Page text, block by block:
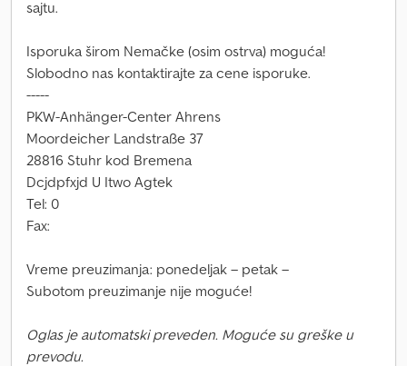
sajtu.
Isporuka širom Nemačke (osim ostrva) moguća!
Slobodno nas kontaktirajte za cene isporuke.
-----
PKW-Anhänger-Center Ahrens
Moordeicher Landstraße 37
28816 Stuhr kod Bremena
Dcjdpfxjd U Itwo Agtek
Tel: 0
Fax:
Vreme preuzimanja: ponedeljak – petak –
Subotom preuzimanje nije moguće!
Oglas je automatski preveden. Moguće su greške u
prevodu.